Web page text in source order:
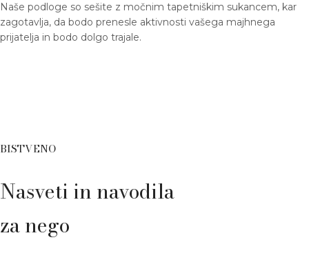
Naše podloge so sešite z močnim tapetniškim sukancem, kar
zagotavlja, da bodo prenesle aktivnosti vašega majhnega
prijatelja in bodo dolgo trajale.
BISTVENO
Nasveti in navodila
za nego